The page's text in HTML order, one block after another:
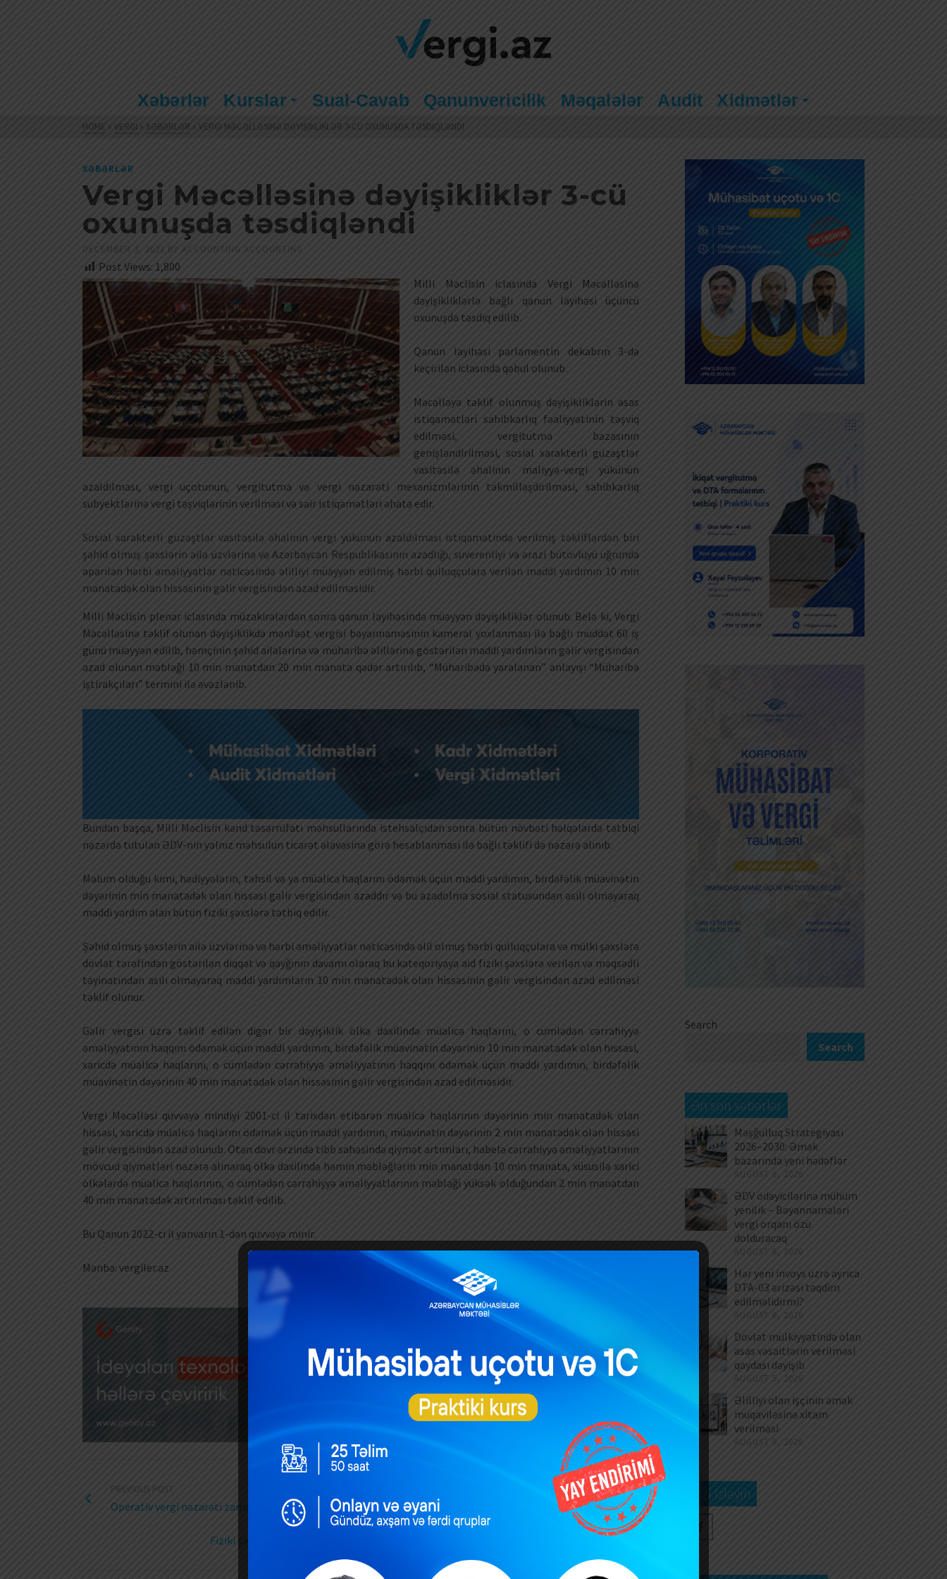
Xəbərlər Kurslar Sual-Cavab Qanunvericilik Məqalələr Audit Xidmətlər
HOME » VERGI » XƏBƏRLƏR » VERGI MƏCƏLLƏSINƏ DƏYIŞIKLIKLƏR 3-CÜ OXUNUŞDA TƏSDIQLƏNDI
XƏBƏRLƏR
Vergi Məcəlləsinə dəyişikliklər 3-cü
oxunuşda təsdiqləndi
DECEMBER 3, 2021 BY ACCOUNTING ACCOUNTING
Post Views: 1,800
Milli Məclisin iclasında Vergi Məcəlləsinə
dəyişikliklərlə bağlı qanun layihəsi üçüncü
oxunuşda təsdiq edilib.
Qanun layihəsi parlamentin dekabrın 3-də
keçirilən iclasında qəbul olunub.
Məcəlləyə təklif olunmuş dəyişikliklərin əsas
istiqamətləri sahibkarlıq fəaliyyətinin təşviq
edilməsi, vergitutma bazasının
genişləndirilməsi, sosial xarakterli güzəştlər
vasitəsilə əhalinin maliyyə-vergi yükünün
azaldılması, vergi uçotunun, vergitutma və vergi nəzarəti mexanizmlərinin təkmilləşdirilməsi, sahibkarlıq
subyektlərinə vergi təşviqlərinin verilməsi və sair istiqamətləri əhatə edir.
Sosial xarakterli güzəştlər vasitəsilə əhalinin vergi yükünün azaldılması istiqamətində verilmiş təkliflərdən biri
şəhid olmuş şəxslərin ailə üzvlərinə və Azərbaycan Respublikasının azadlığı, suverenliyi və ərazi bütövlüyü uğrunda
aparılan hərbi əməliyyatlar nəticəsində əlilliyi müəyyən edilmiş hərbi qulluqçulara verilən maddi yardımın 10 min
manatadək olan hissəsinin gəlir vergisindən azad edilməsidir.
Milli Məclisin plenar iclasında müzakirələrdən sonra qanun layihəsində müəyyən dəyişikliklər olunub. Belə ki, Vergi
Məcəlləsinə təklif olunan dəyişiklikdə mənfəət vergisi bəyannaməsinin kameral yoxlanması ilə bağlı müddət 60 iş
günü müəyyən edilib, həmçinin şəhid ailələrinə və müharibə əlillərinə göstərilən maddi yardımların gəlir vergisindən
azad olunan məbləği 10 min manatdan 20 min manata qədər artırılıb, “Müharibədə yaralanan” anlayışı “Müharibə
iştirakçıları” termini ilə əvəzlənib.
Bundan başqa, Milli Məclisin kənd təsərrüfatı məhsullarında istehsalçıdan sonra bütün növbəti həlqələrdə tətbiqi
nəzərdə tutulan ƏDV-nin yalnız məhsulun ticarət əlavəsinə görə hesablanması ilə bağlı təklifi də nəzərə alınıb.
Məlum olduğu kimi, hədiyyələrin, təhsil və ya müalicə haqlarını ödəmək üçün maddi yardımın, birdəfəlik müavinətin
dəyərinin min manatadək olan hissəsi gəlir vergisindən azaddır və bu azadolma sosial statusundan asılı olmayaraq
maddi yardım alan bütün fiziki şəxslərə tətbiq edilir.
Şəhid olmuş şəxslərin ailə üzvlərinə və hərbi əməliyyatlar nəticəsində əlil olmuş hərbi qulluqçulara və mülki şəxslərə
dövlət tərəfindən göstərilən diqqət və qayğının davamı olaraq bu kateqoriyaya aid fiziki şəxslərə verilən və məqsədli
təyinatından asılı olmayaraq maddi yardımların 10 min manatadək olan hissəsinin gəlir vergisindən azad edilməsi
təklif olunur.
Gəlir vergisi üzrə təklif edilən digər bir dəyişiklik ölkə daxilində müalicə haqlarını, o cümlədən cərrahiyyə
əməliyyatının haqqını ödəmək üçün maddi yardımın, birdəfəlik müavinətin dəyərinin 10 min manatadək olan hissəsi,
xaricdə müalicə haqlarını, o cümlədən cərrahiyyə əməliyyatının haqqını ödəmək üçün maddi yardımın, birdəfəlik
müavinətin dəyərinin 40 min manatadək olan hissəsinin gəlir vergisindən azad edilməsidir.
Vergi Məcəlləsi qüvvəyə mindiyi 2001-ci il tarixdən etibarən müalicə haqlarının dəyərinin min manatadək olan
hissəsi, xaricdə müalicə haqlarını ödəmək üçün maddi yardımın, müavinətin dəyərinin 2 min manatadək olan hissəsi
gəlir vergisindən azad olunub. Ötən dövr ərzində tibb sahəsində qiymət artımları, habelə cərrahiyyə əməliyyatlarının
mövcud qiymətləri nəzərə alınaraq ölkə daxilində həmin məbləğlərin min manatdan 10 min manata, xüsusilə xarici
ölkələrdə müalicə haqlarının, o cümlədən cərrahiyyə əməliyyatlarının məbləği yüksək olduğundan 2 min manatdan
40 min manatadək artırılması təklif edilib.
Bu Qanun 2022-ci il yanvarın 1-dən qüvvəyə minir.
Mənbə: vergiler.az
PREVIOUS POST
Operativ vergi nəzarəti zamanı götürülmüş sənədlər səyyar yoxlama zamanı əsas kimi istifadə edilə bilər?
NEXT POST
Fiziki şəxslər tərəfindən kriptovalyutanın alınması zamanı yaranan vergi öhdəlikləri
Search
Search
Ən son xəbərlər
Məşğulluq Strategiyası
2026–2030: Əmək
bazarında yeni hədəflər
AUGUST 6, 2026
ƏDV ödəyicilərinə mühüm
yenilik – Bəyannamələri
vergi orqanı özü
dolduracaq
AUGUST 6, 2026
Hər yeni invoys üzrə ayrıca
DTA-03 ərizəsi təqdim
edilməlidirmi?
AUGUST 6, 2026
Dövlət mülkiyyətində olan
əsas vəsaitlərin verilməsi
qaydası dəyişib
AUGUST 5, 2026
Əlilliyi olan işçinin əmək
müqaviləsinə xitam
verilməsi
AUGUST 5, 2026
Bizi izləyin